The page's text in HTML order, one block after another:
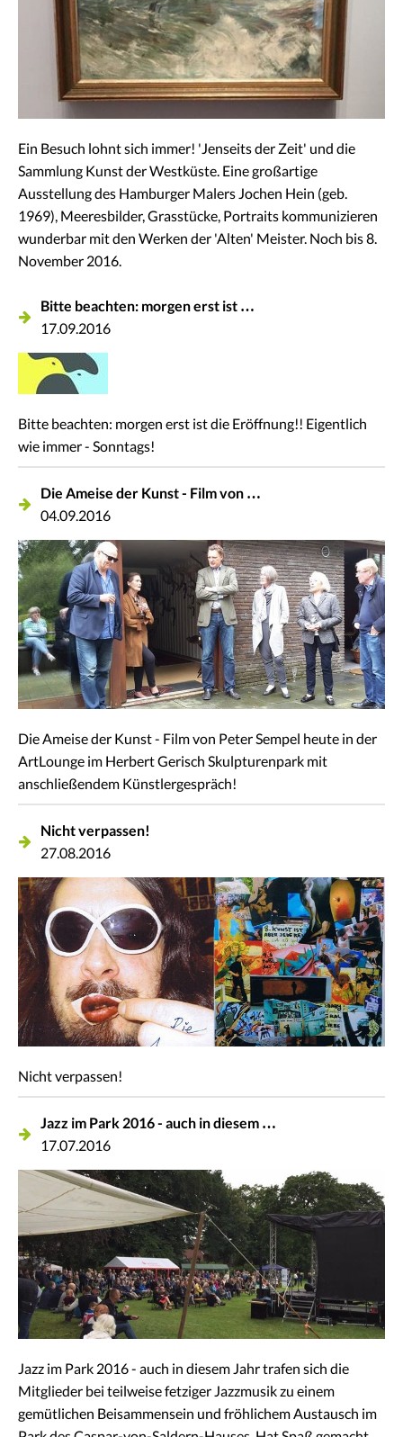
Ein Besuch lohnt sich immer! 'Jenseits der Zeit' und die
Sammlung Kunst der Westküste. Eine großartige
Ausstellung des Hamburger Malers Jochen Hein (geb.
1969), Meeresbilder, Grasstücke, Portraits kommunizieren
wunderbar mit den Werken der 'Alten' Meister. Noch bis 8.
November 2016.
Bitte beachten: morgen erst ist …
17.09.2016
Bitte beachten: morgen erst ist die Eröffnung!! Eigentlich
wie immer - Sonntags!
Die Ameise der Kunst - Film von …
04.09.2016
Die Ameise der Kunst - Film von Peter Sempel heute in der
ArtLounge im Herbert Gerisch Skulpturenpark mit
anschließendem Künstlergespräch!
Nicht verpassen!
27.08.2016
Nicht verpassen!
Jazz im Park 2016 - auch in diesem …
17.07.2016
Jazz im Park 2016 - auch in diesem Jahr trafen sich die
Mitglieder bei teilweise fetziger Jazzmusik zu einem
gemütlichen Beisammensein und fröhlichem Austausch im